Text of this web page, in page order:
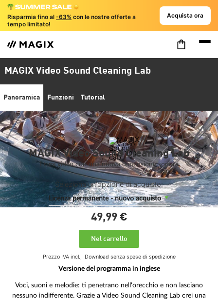
Risparmia fino al -63% con le nostre offerte a
tempo limitato!
Acquista ora
MAGIX Video Sound Cleaning Lab
Panoramica Funzioni Tutorial
MAGIX Video Sound Cleaning Lab
I tuoi video con una nuova dimensione sonora
Seleziona un'opzione di acquisto:
Licenza permanente - nuovo acquisto
49,99€
Nel carrello
Prezzo IVA incl., Download senza spese di spedizione
Versione del programma in inglese
Voci, suoni e melodie: ti penetrano nell'orecchio e non lasciano
nessuno indifferente. Grazie a Video Sound Cleaning Lab crei una